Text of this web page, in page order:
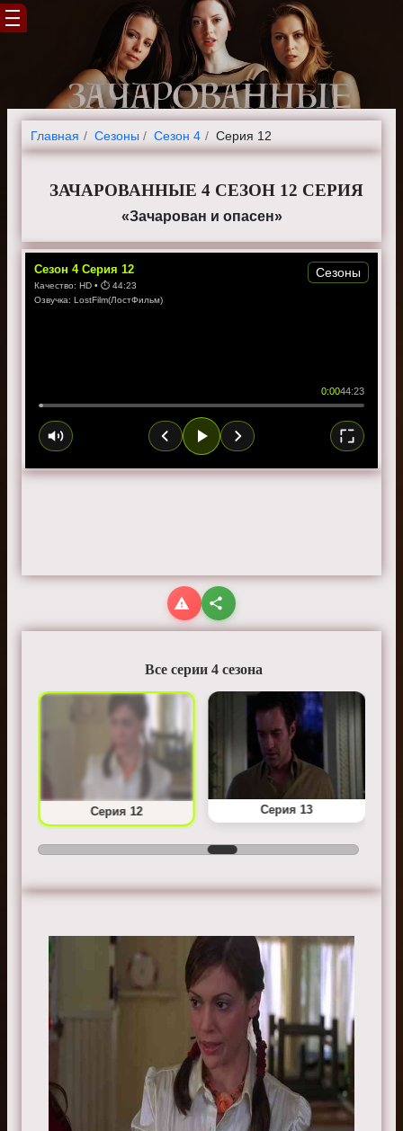
Главная Cезоны Сезон 4 Серия 12
ЗАЧАРОВАННЫЕ 4 СЕЗОН 12 СЕРИЯ
«Зачарован и опасен»
Сезон 4 Серия 12
Качество: HD • ⏱ 44:23
Озвучка: LostFilm(ЛостФильм)
0:0044:23
Сезоны
Все серии 4 сезона
Серия 12 Серия 13